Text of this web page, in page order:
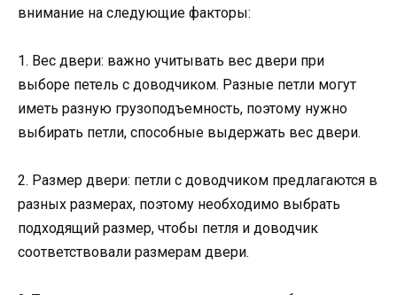
внимание на следующие факторы:
1. Вес двери: важно учитывать вес двери при
выборе петель с доводчиком. Разные петли могут
иметь разную грузоподъемность, поэтому нужно
выбирать петли, способные выдержать вес двери.
2. Размер двери: петли с доводчиком предлагаются в
разных размерах, поэтому необходимо выбрать
подходящий размер, чтобы петля и доводчик
соответствовали размерам двери.